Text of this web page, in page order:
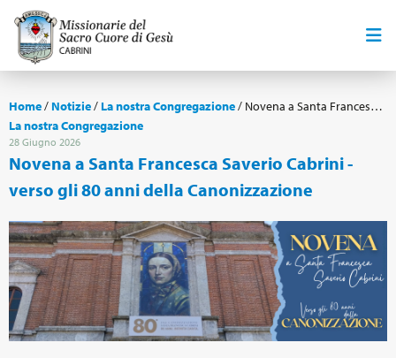
Home/ Notizie/ La nostra Congregazione/ Novena a Santa Francesca Saverio Cabrini - verso gli 80 anni della Canonizzazione
La nostra Congregazione
28 Giugno 2026
Novena a Santa Francesca Saverio Cabrini -
verso gli 80 anni della Canonizzazione